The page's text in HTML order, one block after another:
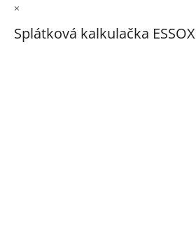
×
Splátková kalkulačka ESSOX